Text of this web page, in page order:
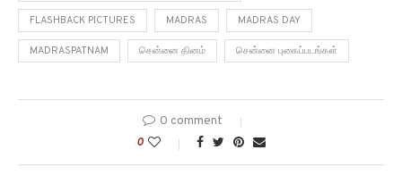
FLASHBACK PICTURES MADRAS MADRAS DAY
MADRASPATNAM சென்னை தினம் சென்னை புகைப்படங்கள்
0 comment
0